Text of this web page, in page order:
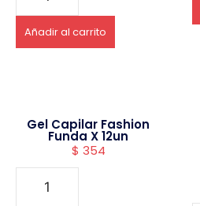
Añadir al carrito
Gel Capilar Fashion
Funda X 12un
$ 354